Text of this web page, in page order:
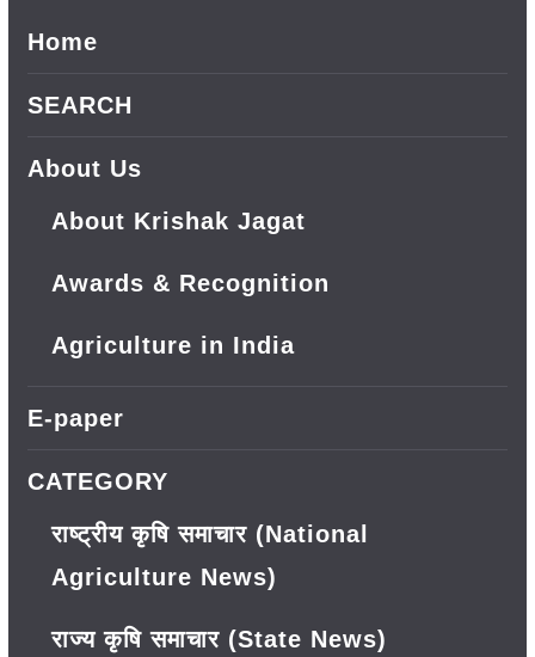
Home
SEARCH
About Us
About Krishak Jagat
Awards & Recognition
Agriculture in India
E-paper
CATEGORY
राष्ट्रीय कृषि समाचार (National
Agriculture News)
राज्य कृषि समाचार (State News)